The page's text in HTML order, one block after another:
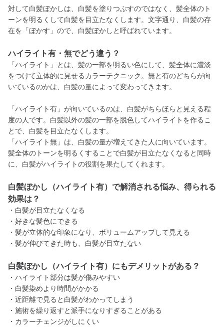
対して白髪ぼかしは、白髪を塗りつぶすのではなく、髪全体のト
ーンを明るくして白髪を目立たなくします。文字通り、白髪の存
在を「ぼかす」ので、白髪ぼかしと呼ばれています。
ハイライト有・無でどう違う？
「ハイライト」とは、髪の一部を明るい色にして、髪全体に濃淡
をつけて立体的に見せるカラーテクニック。無と有のどちらが向
いているのかは、白髪の量によって変わってきます。
「ハイライト有」が向いているのは、白髪がちらほらと見える程
度の人です。白髪以外の髪の一部を脱色してハイライトを作るこ
とで、白髪を目立たなくします。
「ハイライト無」は、白髪の量が増えてきた人に向いています。
髪全体のトーンを明るくすることで白髪が目立たなくなると同時
に、白髪がハイライトの役割を果たしてくれます。
白髪ぼかし（ハイライト有）で解消される悩み、得られる
効果は？
・白髪が目立たなくなる
・好きな髪色にできる
・髪が立体的な印象になり、ボリュームアップして見える
・髪が伸びてきた時も、白髪が目立たない
白髪ぼかし（ハイライト有）にもデメリットがある？
・ハイライト部分は髪が傷みやすい
・白髪染めより時間がかかる
・近距離で見ると白髪がわかってしまう
・施術を繰り返すと派手になりすぎることがある
・カラーチェンジがしにくい